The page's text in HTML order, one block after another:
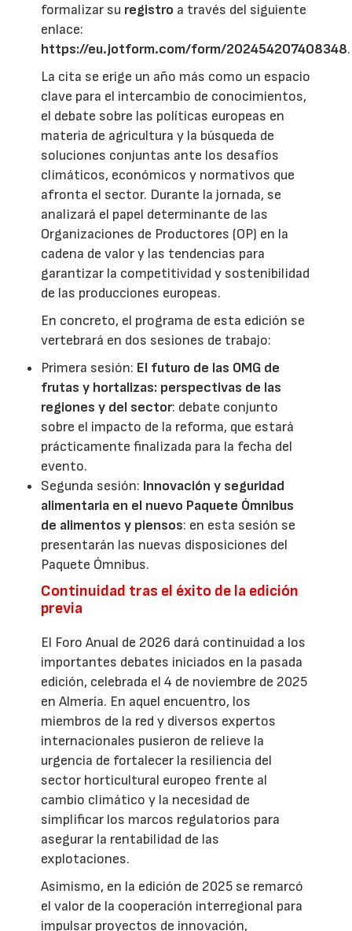
formalizar su registro a través del siguiente
enlace:
https://eu.jotform.com/form/202454207408348.
La cita se erige un año más como un espacio
clave para el intercambio de conocimientos,
el debate sobre las políticas europeas en
materia de agricultura y la búsqueda de
soluciones conjuntas ante los desafíos
climáticos, económicos y normativos que
afronta el sector. Durante la jornada, se
analizará el papel determinante de las
Organizaciones de Productores (OP) en la
cadena de valor y las tendencias para
garantizar la competitividad y sostenibilidad
de las producciones europeas.
En concreto, el programa de esta edición se
vertebrará en dos sesiones de trabajo:
Primera sesión: El futuro de las OMG de
frutas y hortalizas: perspectivas de las
regiones y del sector: debate conjunto
sobre el impacto de la reforma, que estará
prácticamente finalizada para la fecha del
evento.
Segunda sesión: Innovación y seguridad
alimentaria en el nuevo Paquete Ómnibus
de alimentos y piensos: en esta sesión se
presentarán las nuevas disposiciones del
Paquete Ómnibus.
Continuidad tras el éxito de la edición
previa
El Foro Anual de 2026 dará continuidad a los
importantes debates iniciados en la pasada
edición, celebrada el 4 de noviembre de 2025
en Almería. En aquel encuentro, los
miembros de la red y diversos expertos
internacionales pusieron de relieve la
urgencia de fortalecer la resiliencia del
sector horticultural europeo frente al
cambio climático y la necesidad de
simplificar los marcos regulatorios para
asegurar la rentabilidad de las
explotaciones.
Asimismo, en la edición de 2025 se remarcó
el valor de la cooperación interregional para
impulsar proyectos de innovación,